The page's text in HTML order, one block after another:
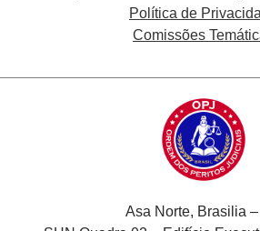
Política de
Comissões
Asa Norte, Brasilia